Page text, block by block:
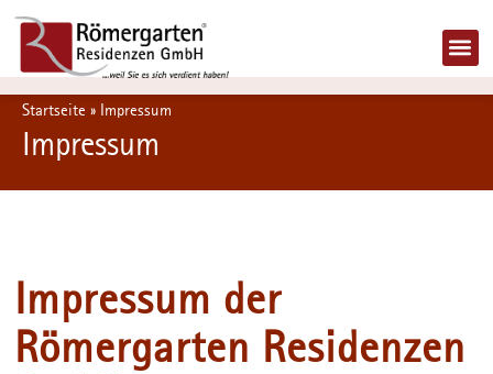
Startseite » Impressum
Impressum
Impressum der
Römergarten Residenzen